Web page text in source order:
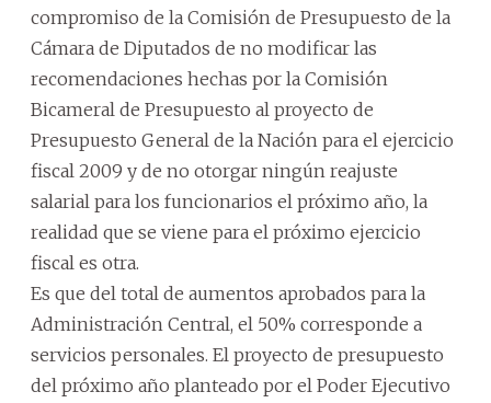
compromiso de la Comisión de Presupuesto de la
Cámara de Diputados de no modificar las
recomendaciones hechas por la Comisión
Bicameral de Presupuesto al proyecto de
Presupuesto General de la Nación para el ejercicio
fiscal 2009 y de no otorgar ningún reajuste
salarial para los funcionarios el próximo año, la
realidad que se viene para el próximo ejercicio
fiscal es otra.
Es que del total de aumentos aprobados para la
Administración Central, el 50% corresponde a
servicios personales. El proyecto de presupuesto
del próximo año planteado por el Poder Ejecutivo